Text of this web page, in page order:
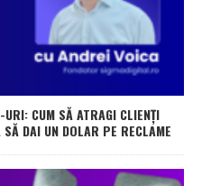
CUM SĂ ATRAGI CLIENȚI
DAI UN DOLAR PE RECLAME